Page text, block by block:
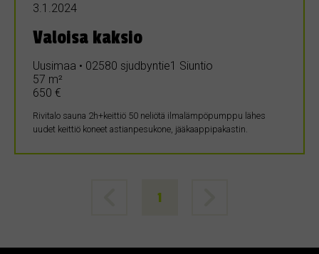
3.1.2024
Valoisa kaksio
Uusimaa • 02580 sjudbyntie1 Siuntio
57 m²
650 €
Rivitalo sauna 2h+keittiö 50 neliötä ilmalämpöpumppu lähes
uudet keittiö koneet astianpesukone, jääkaappipakastin.
1